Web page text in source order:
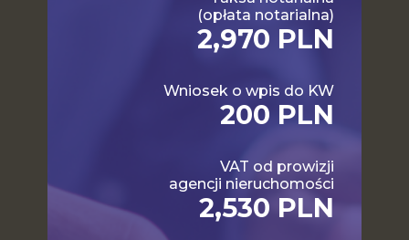
(opłata notarialna)
2,970 PLN
Wniosek o wpis do KW
200 PLN
VAT od prowizji
agencji nieruchomości
2,530 PLN